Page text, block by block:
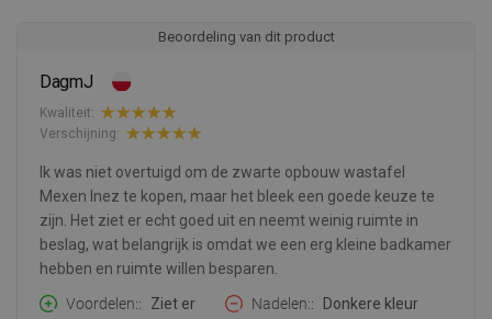
Beoordeling van dit product
DagmJ
Kwaliteit:
Verschijning:
Ik was niet overtuigd om de zwarte opbouw wastafel
Mexen Inez te kopen, maar het bleek een goede keuze te
zijn. Het ziet er echt goed uit en neemt weinig ruimte in
beslag, wat belangrijk is omdat we een erg kleine badkamer
hebben en ruimte willen besparen.
Voordelen:
Ziet er
Nadelen:
Donkere kleur